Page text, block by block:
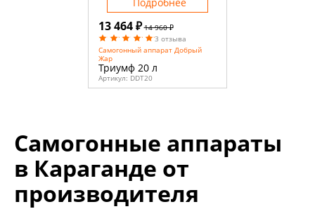
13 464 ₽ 14 960 ₽
3 отзыва
Самогонный аппарат Добрый
Жар
Триумф 20 л
Артикул: DDT20
Самогонные аппараты
в Караганде от
производителя